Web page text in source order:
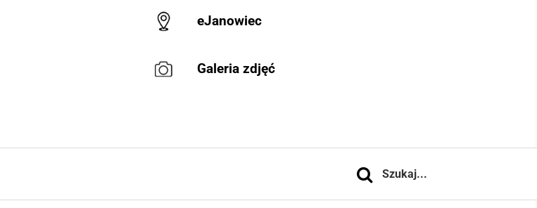
eJanowiec
Galeria zdjęć
Szukaj